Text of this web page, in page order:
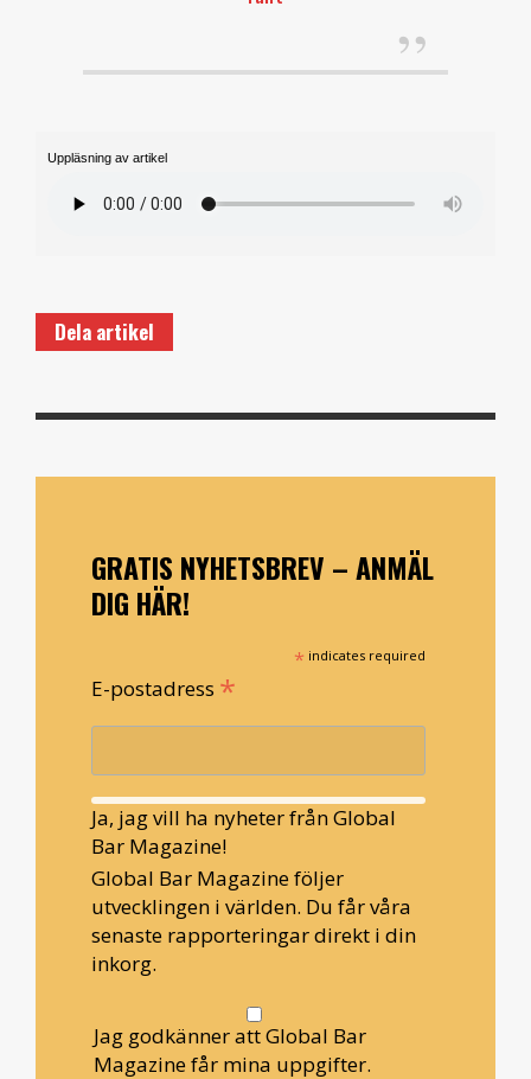
Uppläsning av artikel
Dela artikel
GRATIS NYHETSBREV – ANMÄL
DIG HÄR!
* indicates required
E-postadress *
Ja, jag vill ha nyheter från Global
Bar Magazine!
Global Bar Magazine följer
utvecklingen i världen. Du får våra
senaste rapporteringar direkt i din
inkorg.
Jag godkänner att Global Bar
Magazine får mina uppgifter.